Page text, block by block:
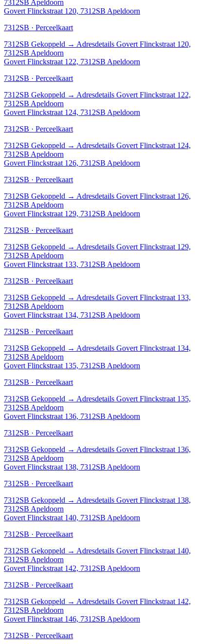
7312SB Apeldoorn
Govert Flinckstraat 120, 7312SB Apeldoorn
7312SB · Perceelkaart
7312SB Gekoppeld → Adresdetails Govert Flinckstraat 120,
7312SB Apeldoorn
Govert Flinckstraat 122, 7312SB Apeldoorn
7312SB · Perceelkaart
7312SB Gekoppeld → Adresdetails Govert Flinckstraat 122,
7312SB Apeldoorn
Govert Flinckstraat 124, 7312SB Apeldoorn
7312SB · Perceelkaart
7312SB Gekoppeld → Adresdetails Govert Flinckstraat 124,
7312SB Apeldoorn
Govert Flinckstraat 126, 7312SB Apeldoorn
7312SB · Perceelkaart
7312SB Gekoppeld → Adresdetails Govert Flinckstraat 126,
7312SB Apeldoorn
Govert Flinckstraat 129, 7312SB Apeldoorn
7312SB · Perceelkaart
7312SB Gekoppeld → Adresdetails Govert Flinckstraat 129,
7312SB Apeldoorn
Govert Flinckstraat 133, 7312SB Apeldoorn
7312SB · Perceelkaart
7312SB Gekoppeld → Adresdetails Govert Flinckstraat 133,
7312SB Apeldoorn
Govert Flinckstraat 134, 7312SB Apeldoorn
7312SB · Perceelkaart
7312SB Gekoppeld → Adresdetails Govert Flinckstraat 134,
7312SB Apeldoorn
Govert Flinckstraat 135, 7312SB Apeldoorn
7312SB · Perceelkaart
7312SB Gekoppeld → Adresdetails Govert Flinckstraat 135,
7312SB Apeldoorn
Govert Flinckstraat 136, 7312SB Apeldoorn
7312SB · Perceelkaart
7312SB Gekoppeld → Adresdetails Govert Flinckstraat 136,
7312SB Apeldoorn
Govert Flinckstraat 138, 7312SB Apeldoorn
7312SB · Perceelkaart
7312SB Gekoppeld → Adresdetails Govert Flinckstraat 138,
7312SB Apeldoorn
Govert Flinckstraat 140, 7312SB Apeldoorn
7312SB · Perceelkaart
7312SB Gekoppeld → Adresdetails Govert Flinckstraat 140,
7312SB Apeldoorn
Govert Flinckstraat 142, 7312SB Apeldoorn
7312SB · Perceelkaart
7312SB Gekoppeld → Adresdetails Govert Flinckstraat 142,
7312SB Apeldoorn
Govert Flinckstraat 146, 7312SB Apeldoorn
7312SB · Perceelkaart